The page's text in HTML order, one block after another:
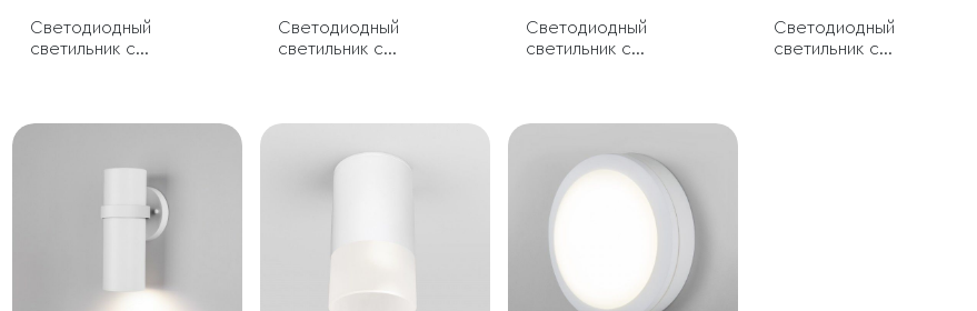
Светодиодный
светильник с
Светодиодный
светильник с
Светодиодный
светильник с
Светодиодный
светильник с